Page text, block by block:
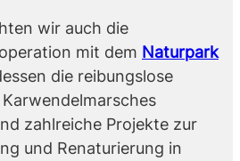
wir auch die
mit dem Naturpark
die reibungslose
zahlreiche Projekte zur
und Renaturierung in